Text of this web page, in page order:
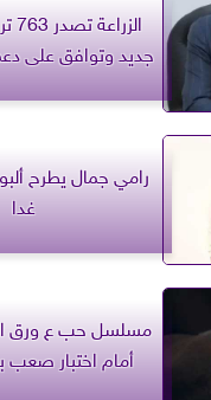
جديد وتوافق على
رامي جمال يطرح
غدا
أمام اختبار صعب